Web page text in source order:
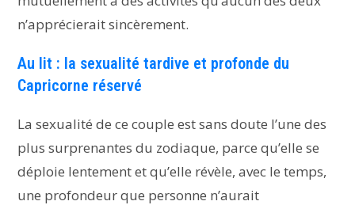
n’apprécierait sincèrement.
Au lit : la sexualité tardive et profonde du
Capricorne réservé
La sexualité de ce couple est sans doute l’une des
plus surprenantes du zodiaque, parce qu’elle se
déploie lentement et qu’elle révèle, avec le temps,
une profondeur que personne n’aurait